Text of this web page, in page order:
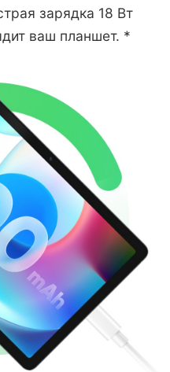
зарядка 18 Вт
ваш планшет. *